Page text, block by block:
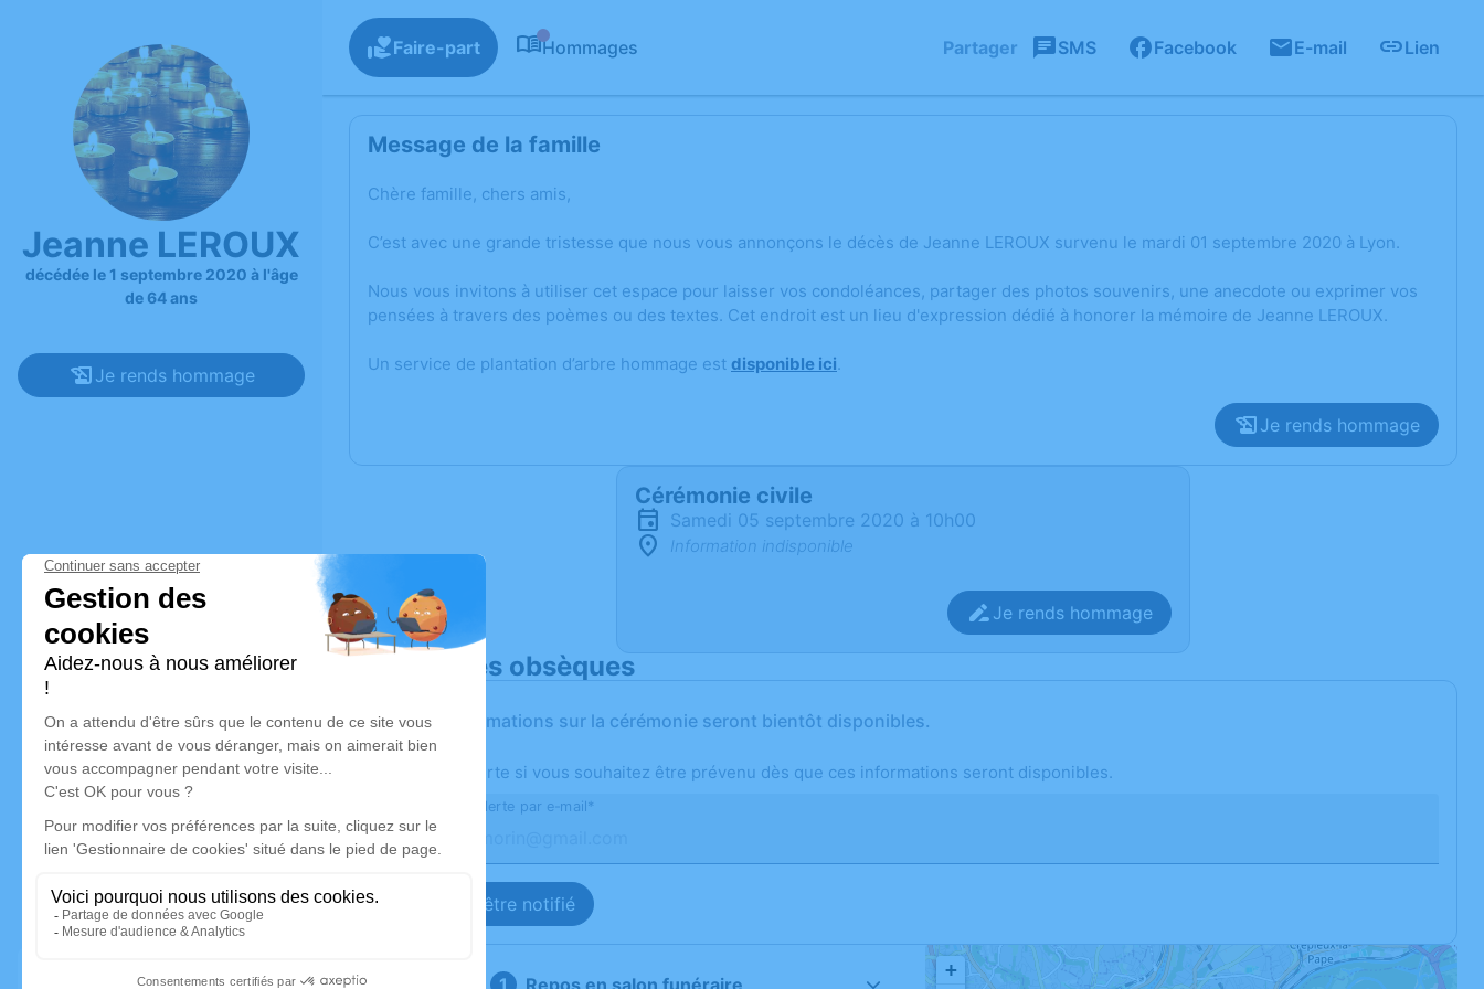
Jeanne LEROUX
décédée le 1 septembre 2020 à l'âge
de 64 ans
Je rends hommage
Faire-part Hommages Partager SMS Facebook E-mail Lien
Message de la famille
Chère famille, chers amis,
C’est avec une grande tristesse que nous vous annonçons le décès de Jeanne LEROUX survenu le mardi 01 septembre 2020 à Lyon.
Nous vous invitons à utiliser cet espace pour laisser vos condoléances, partager des photos souvenirs, une anecdote ou exprimer vos
pensées à travers des poèmes ou des textes. Cet endroit est un lieu d'expression dédié à honorer la mémoire de Jeanne LEROUX.
Un service de plantation d’arbre hommage est disponible ici.
Je rends hommage
Cérémonie civile
samedi 05 septembre 2020 à 10h00
Information indisponible
Je rends hommage
Déroulé des obsèques
Les informations sur la cérémonie seront bientôt disponibles.
Activez une alerte si vous souhaitez être prévenu dès que ces informations seront disponibles.
Recevoir une alerte par e-mail*
Je veux être notifié
Repos en salon funéraire
+